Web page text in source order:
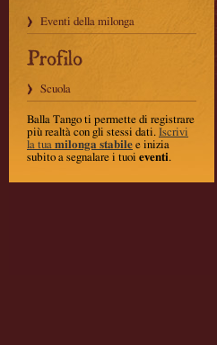
Eventi della milonga
Scuola
Balla Tango ti permette di registrare
più realtà con gli stessi dati. Iscrivi
la tua milonga stabile e inizia
subito a segnalare i tuoi eventi.